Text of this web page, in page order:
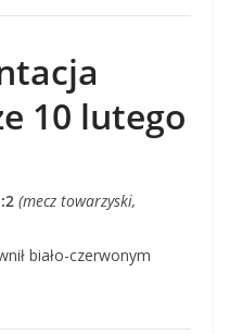
10 lutego
(mecz towarzyski,
biało-czerwonym